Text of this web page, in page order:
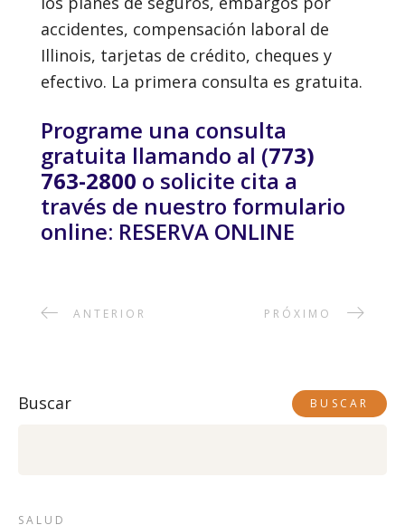
accidentes, compensación laboral de
Illinois, tarjetas de crédito, cheques y
efectivo. La primera consulta es gratuita.
Programe una consulta
gratuita llamando al (773)
763-2800 o solicite cita a
través de nuestro formulario
online: RESERVA ONLINE
ANTERIOR PRÓXIMO
Buscar BUSCAR
SALUD